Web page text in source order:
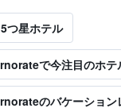
5つ星ホテル
で今注目のホテ
のバケーション